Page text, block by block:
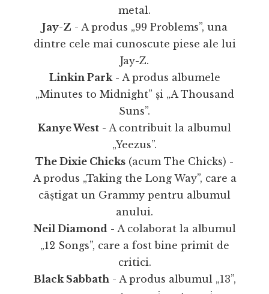
metal.
Jay-Z - A produs „99 Problems”, una
dintre cele mai cunoscute piese ale lui
Jay-Z.
Linkin Park- A produs albumele
„Minutes to Midnight” și „A Thousand
Suns”.
Kanye West - A contribuit la albumul
„Yeezus”.
The Dixie Chicks (acum The Chicks) -
A produs „Taking the Long Way”, care a
câștigat un Grammy pentru albumul
anului.
Neil Diamond - A colaborat la albumul
„12 Songs”, care a fost bine primit de
critici.
Black Sabbath - A produs albumul „13”,